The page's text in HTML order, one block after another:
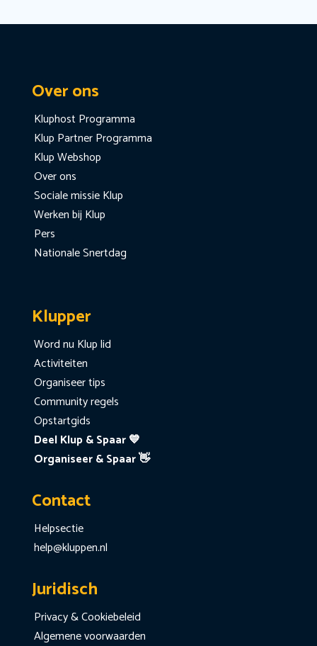
Over ons
Kluphost Programma
Klup Partner Programma
Klup Webshop
Over ons
Sociale missie Klup
Werken bij Klup
Pers
Nationale Snertdag
Klupper
Word nu Klup lid
Activiteiten
Organiseer tips
Community regels
Opstartgids
Deel Klup & Spaar 💙
Organiseer & Spaar 👋
Contact
Helpsectie
help@kluppen.nl
Juridisch
Privacy & Cookiebeleid
Algemene voorwaarden